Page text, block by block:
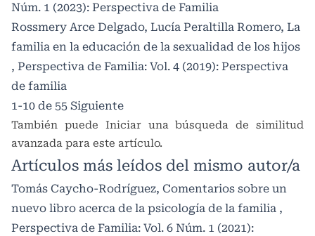
Núm. 1 (2023): Perspectiva de Familia
Rossmery Arce Delgado, Lucía Peraltilla Romero, La
familia en la educación de la sexualidad de los hijos
, Perspectiva de Familia: Vol. 4 (2019): Perspectiva
de familia
1-10 de 55 Siguiente
También puede Iniciar una búsqueda de similitud
avanzada para este artículo.
Artículos más leídos del mismo autor/a
Tomás Caycho-Rodríguez, Comentarios sobre un
nuevo libro acerca de la psicología de la familia ,
Perspectiva de Familia: Vol. 6 Núm. 1 (2021):